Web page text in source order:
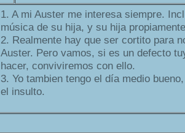
1. A mi Auster me interesa siempre.
música de su hija, y su hija
2. Realmente hay que ser cortito para
Auster. Pero vamos, si es un defecto
hacer, conviviremos con ello.
3. Yo tambien tengo el día medio
el insulto.